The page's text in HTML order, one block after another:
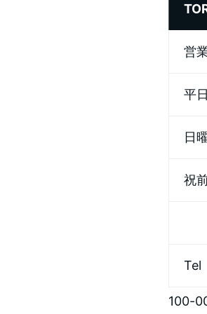
営
平
日
祝
Tel
100-